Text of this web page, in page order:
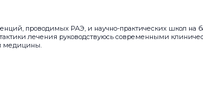
проводимых РАЭ, и научно-практических школ на
лечения руководствуюсь современными
медицины.